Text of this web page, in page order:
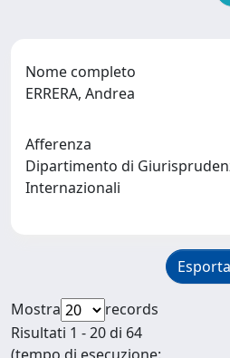
Nome completo
ERRERA, Andrea
Afferenza
Dipartimento di
Internazionali
Mostra
records
Risultati 1 - 20 di 64